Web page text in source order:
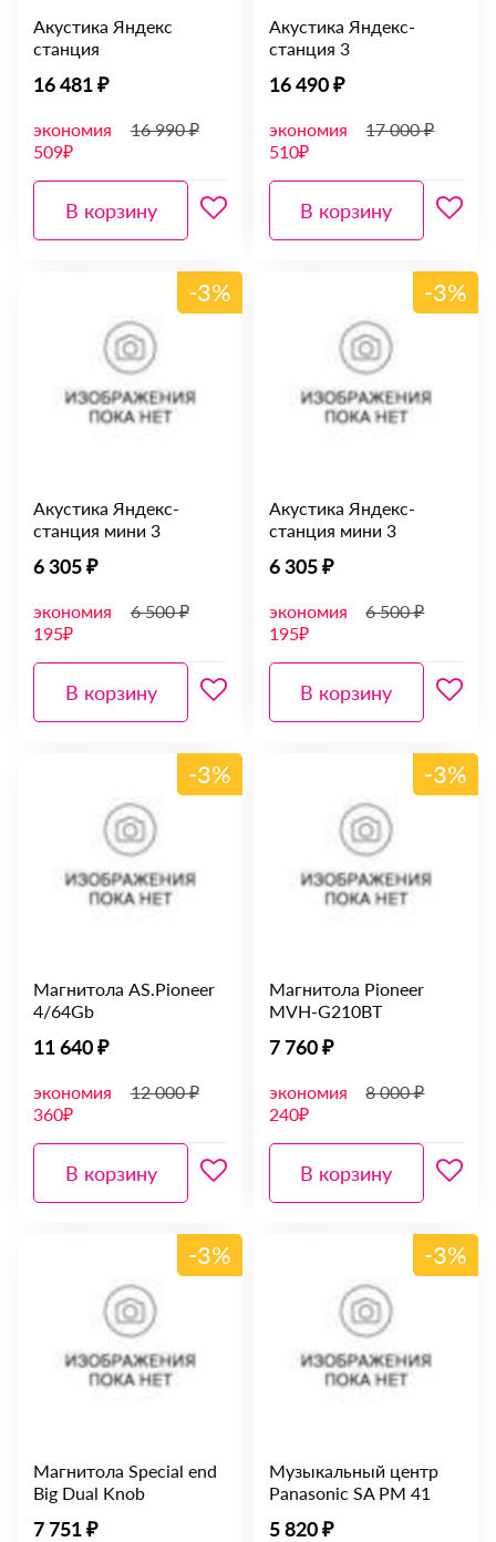
Акустика Яндекс
станция
16 481 ₽
экономия
509₽
16 990 ₽
В корзину
Акустика Яндекс-
станция 3
16 490 ₽
экономия
510₽
17 000 ₽
В корзину
-3%
Акустика Яндекс-
станция мини 3
6 305 ₽
экономия
195₽
6 500 ₽
В корзину
-3%
Акустика Яндекс-
станция мини 3
6 305 ₽
экономия
195₽
6 500 ₽
В корзину
-3%
Магнитола AS.Pioneer
4/64Gb
11 640 ₽
экономия
360₽
12 000 ₽
В корзину
-3%
Магнитола Pioneer
MVH-G210BT
7 760 ₽
экономия
240₽
8 000 ₽
В корзину
-3%
Магнитола Special end
Big Dual Knob
7 751 ₽
-3%
Музыкальный центр
Panasonic SA PM 41
5 820 ₽